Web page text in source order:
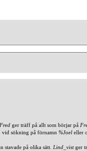
Fred ger träff på allt som börjar på
vid sökning på förnamn %Joel eller
stavade på olika sätt. Lind_vistger